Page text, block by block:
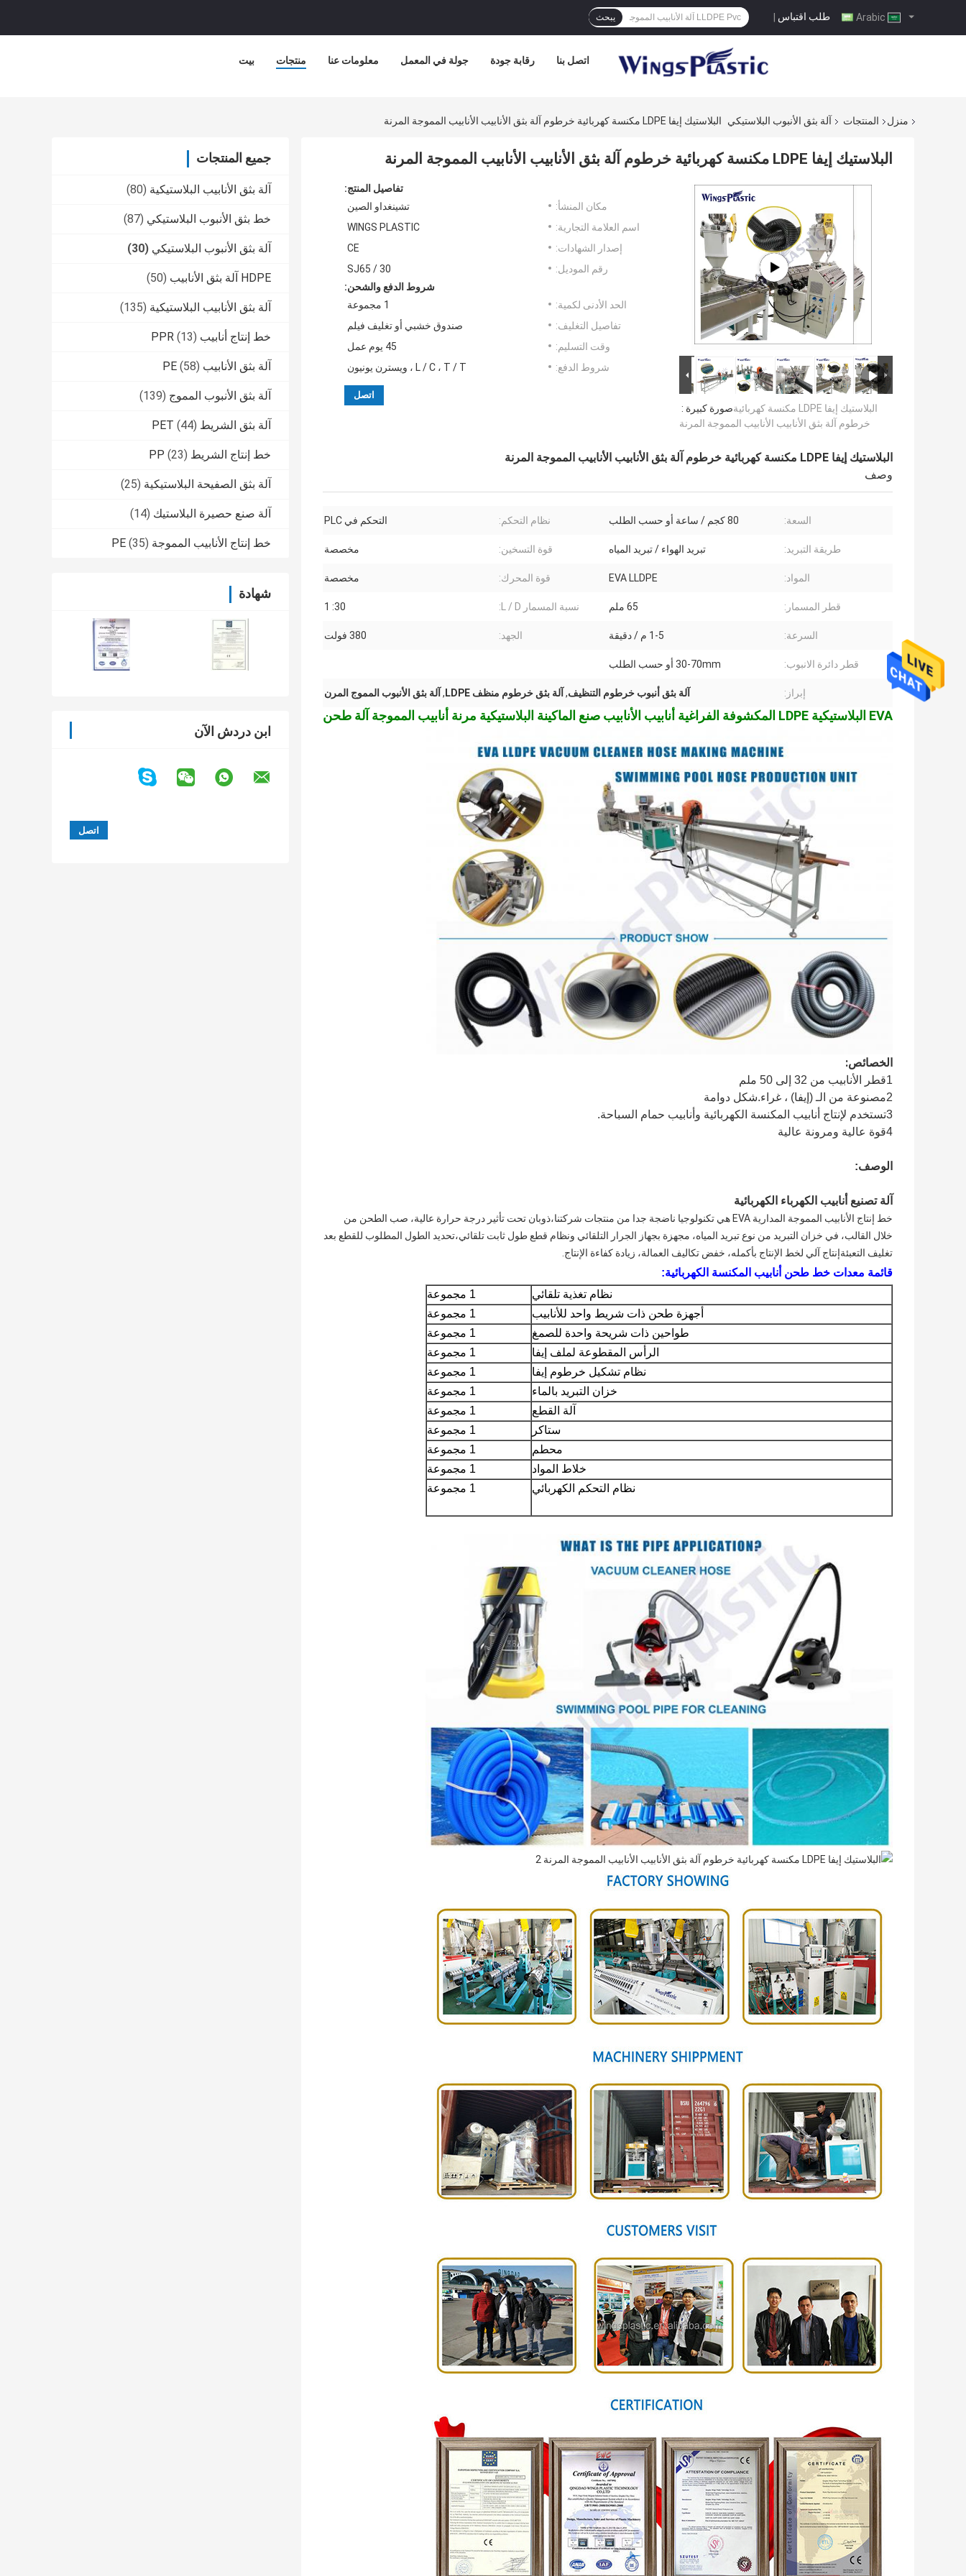
طلب اقتباس | يبحث
بيت منتجات معلومات عنا جولة في المعمل رقابة جودة اتصل بنا
منزل المنتجات آلة بثق الأنبوب البلاستيكي البلاستيك إيفا LDPE مكنسة كهربائية خرطوم آلة بثق الأنابيب الأنابيب المموجة المرنة
جميع المنتجات
آلة بثق الأنابيب البلاستيكية (80)
خط بثق الأنبوب البلاستيكي (87)
آلة بثق الأنبوب البلاستيكي (30)
HDPE آلة بثق الأنابيب (50)
آلة بثق الأنابيب البلاستيكية (135)
خط إنتاج أنابيب PPR (13)
آلة بثق الأنابيب PE (58)
آلة بثق الأنبوب المموج (139)
آلة بثق الشريط PET (44)
خط إنتاج الشريط PP (23)
آلة بثق الصفيحة البلاستيكية (25)
آلة صنع حصيرة البلاستيك (14)
خط إنتاج الأنابيب المموجة PE (35)
شهادة
ابن دردش الآن
البلاستيك إيفا LDPE مكنسة كهربائية خرطوم آلة بثق الأنابيب الأنابيب المموجة المرنة
صورة كبيرة :البلاستيك إيفا LDPE مكنسة كهربائية
خرطوم آلة بثق الأنابيب الأنابيب المموجة المرنة
تفاصيل المنتج:
مكان المنشأ:
تشينغداو الصين
اسم العلامة التجارية:
WINGS PLASTIC
إصدار الشهادات:
CE
رقم الموديل:
SJ65 / 30
شروط الدفع والشحن:
الحد الأدنى لكمية:
1 مجموعة
تفاصيل التغليف:
صندوق خشبي أو تغليف فيلم
وقت التسليم:
45 يوم عمل
شروط الدفع:
L / C ، T / T ، ويسترن يونيون
اتصل
البلاستيك إيفا LDPE مكنسة كهربائية خرطوم آلة بثق الأنابيب الأنابيب المموجة المرنة
وصف
السعة: 80 كجم / ساعة أو حسب الطلب نظام التحكم: التحكم في PLC
طريقة التبريد: تبريد الهواء / تبريد المياه قوة التسخين: مخصصة
المواد: EVA LLDPE قوة المحرك: مخصصة
قطر المسمار: 65 ملم نسبة المسمار L / D: 30: 1
السرعة: 1-5 م / دقيقة الجهد: 380 فولت
قطر دائرة الانبوب: 30-70mm أو حسب الطلب
إبراز: آلة بثق أنبوب خرطوم التنظيف, آلة بثق خرطوم منظف LDPE , آلة بثق الأنبوب المموج المرن
EVA البلاستيكية LDPE المكشوفة الفراغية أنابيب الأنابيب صنع الماكينة البلاستيكية مرنة أنابيب المموجة آلة طحن
الخصائص:
1قطر الأنابيب من 32 إلى 50 ملم
2مصنوعة من الـ (إيفا) ، غراء.شكل دوامة
3تستخدم لإنتاج أنابيب المكنسة الكهربائية وأنابيب حمام السباحة.
4قوة عالية ومرونة عالية
الوصف:
آلة تصنيع أنابيب الكهرباء الكهربائية
خط إنتاج الأنابيب المموجة المدارية EVA هي تكنولوجيا ناضجة جدا من منتجات شركتنا،ذوبان تحت تأثير درجة حرارة عالية، صب الطحن من
خلال القالب، في خزان التبريد من نوع تبريد المياه، مجهزة بجهاز الجرار التلقائي ونظام قطع طول ثابت تلقائي،تحديد الطول المطلوب للقطع بعد
تغليف التعبئةإنتاج آلي لخط الإنتاج بأكمله، خفض تكاليف العمالة، زيادة كفاءة الإنتاج.
قائمة معدات خط طحن أنابيب المكنسة الكهربائية:
نظام تغذية تلقائي
1 مجموعة
أجهزة طحن ذات شريط واحد للأنابيب
1 مجموعة
طواحين ذات شريحة واحدة للصمغ
1 مجموعة
الرأس المقطوعة لملف إيفا
1 مجموعة
نظام تشكيل خرطوم إيفا
1 مجموعة
خزان التبريد بالماء
1 مجموعة
آلة القطع
1 مجموعة
ستاكر
1 مجموعة
محطم
1 مجموعة
خلاط المواد
1 مجموعة
نظام التحكم الكهربائي
1 مجموعة